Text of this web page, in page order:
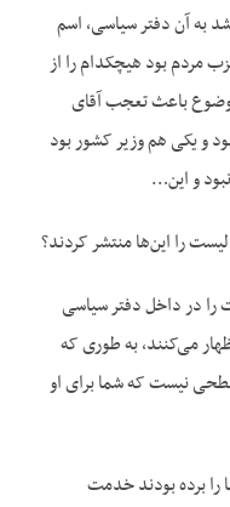
به آن دفتر سیاسی، اسم
مردم بود هیچکدام را از
موضوع باعث تعجب آقای
و یکی هم وزیر کشور بود
و این…
را این‌ها منتشر کردند؟
را در داخل دفتر سیاسی
می‌کنند، به طوری که
نیست که شما برای او
را برده بودند خدمت